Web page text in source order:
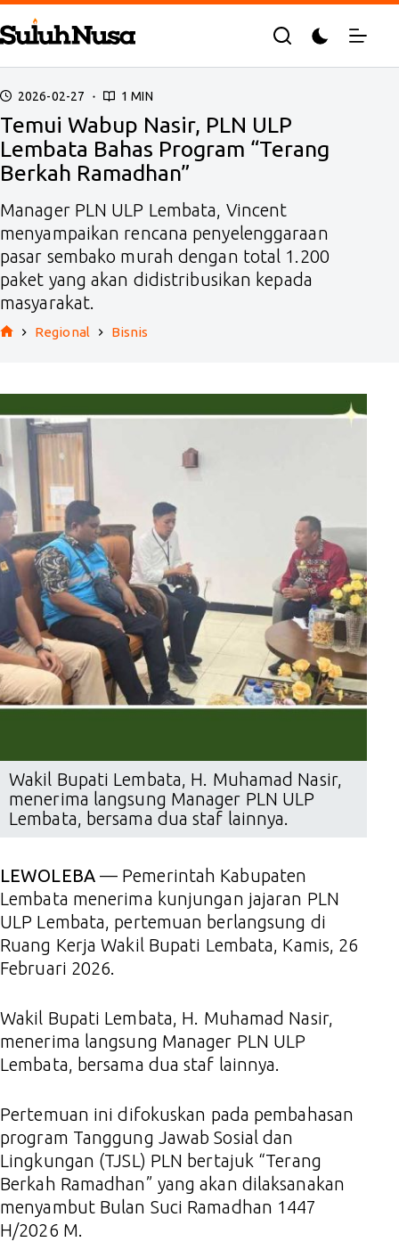
Skip
to
content
2026-02-27 1 MIN
Temui Wabup Nasir, PLN ULP
Lembata Bahas Program “Terang
Berkah Ramadhan”
Manager PLN ULP Lembata, Vincent
menyampaikan rencana penyelenggaraan
pasar sembako murah dengan total 1.200
paket yang akan didistribusikan kepada
masyarakat.
Regional Bisnis
Wakil Bupati Lembata, H. Muhamad Nasir,
menerima langsung Manager PLN ULP
Lembata, bersama dua staf lainnya.
LEWOLEBA— Pemerintah Kabupaten
Lembata menerima kunjungan jajaran PLN
ULP Lembata, pertemuan berlangsung di
Ruang Kerja Wakil Bupati Lembata, Kamis, 26
Februari 2026.
Wakil Bupati Lembata, H. Muhamad Nasir,
menerima langsung Manager PLN ULP
Lembata, bersama dua staf lainnya.
Pertemuan ini difokuskan pada pembahasan
program Tanggung Jawab Sosial dan
Lingkungan (TJSL) PLN bertajuk “Terang
Berkah Ramadhan” yang akan dilaksanakan
menyambut Bulan Suci Ramadhan 1447
H/2026 M.